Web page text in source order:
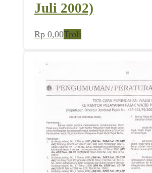
Juli 2002)
Rp 0,00Troli